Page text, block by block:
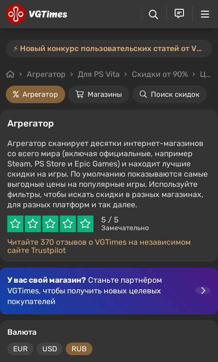
⚡️ Новый конкурс пользовательских статей от VGTimes — участвуйте тут ⚡️
Агрегатор Для PS Vita Скидки от 90% Цены до 200₽
Агрегатор Магазины Поиск скидок
Агрегатор
Агрегатор сканирует десятки интернет-магазинов
со всего мира (включая официальные, например
Steam, PS Store и Epic Games) и находит лучшие
скидки на игры. По умолчанию показываются самые
выгодные цены на популярные игры. Используйте
фильтры, чтобы искать скидки в разных магазинах,
для разных платформ и так далее.
5 / 5
Замечательно
Читайте 370 отзывов о VGTimes на независимом
сайте Trustpilot
У вас свой магазин? Станьте партнёром
VGTimes, чтобы получить новых целевых
покупателей
Валюта
EUR USD RUB